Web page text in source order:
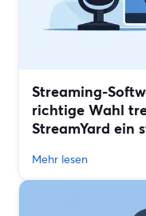
Streaming-
richtige Wahl
StreamYard ein
Mehr lesen